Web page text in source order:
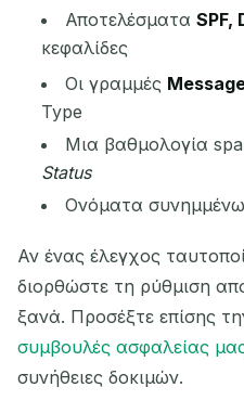
ΑποτελέσματαSPF,
κεφαλίδες
Οι γραμμές
Type
Μια βαθμολογία
Status
Ονόματα
Αν ένας έλεγχος
διορθώστε τη ρύθμιση
ξανά. Προσέξτε επίσης
συμβουλές ασφαλείας
συνήθειες δοκιμών.